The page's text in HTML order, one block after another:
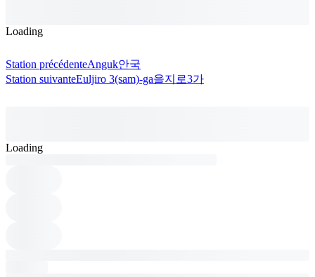
Loading
Station précédenteAnguk안국
Station suivanteEuljiro 3(sam)-ga을지로3가
Loading